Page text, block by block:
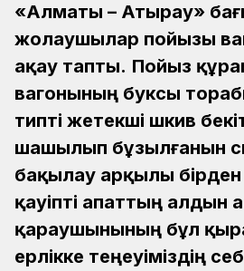
«Алматы – Атырау»
жолаушылар пойызы
ақау тапты. Пойыз
вагонының буксы
типті жетекші шкив
шашылып бұзылғанын
бақылау арқылы
қауіпті апаттың алдын
қараушынының бұл
ерлікке теңеуіміздің